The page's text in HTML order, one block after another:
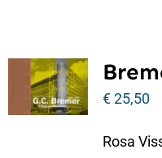
€25,50
Rosa